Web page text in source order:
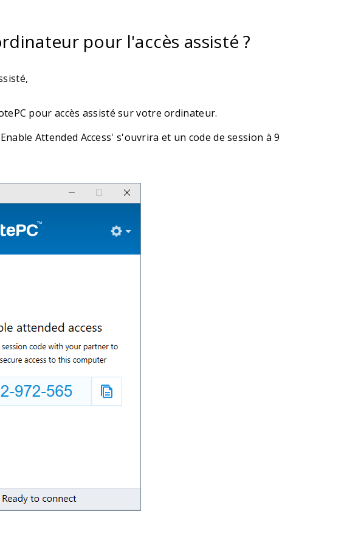
pour l'accès assisté ?
pour accès assisté sur votre ordinateur.
Attended Access' s'ouvrira et un code de session à 9